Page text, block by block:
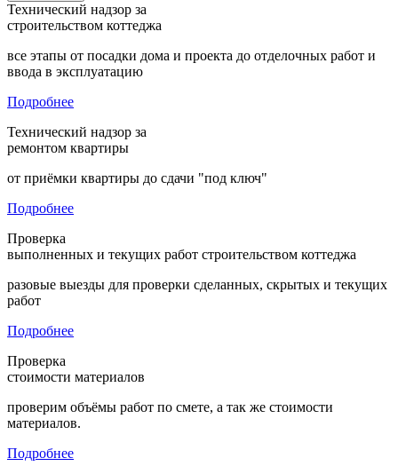
Технический надзор за
строительством коттеджа
все этапы от посадки дома и проекта до отделочных работ и
ввода в эксплуатацию
Подробнее
Технический надзор за
ремонтом квартиры
от приёмки квартиры до сдачи "под ключ"
Подробнее
Проверка
выполненных и текущих работ строительством коттеджа
разовые выезды для проверки сделанных, скрытых и текущих
работ
Подробнее
Проверка
стоимости материалов
проверим объёмы работ по смете, а так же стоимости
материалов.
Подробнее